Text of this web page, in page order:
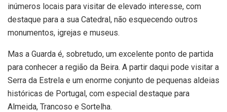
inúmeros locais para visitar de elevado interesse, com
destaque para a sua Catedral, não esquecendo outros
monumentos, igrejas e museus.
Mas a Guarda é, sobretudo, um excelente ponto de partida
para conhecer a região da Beira. A partir daqui pode visitar a
Serra da Estrela e um enorme conjunto de pequenas aldeias
históricas de Portugal, com especial destaque para
Almeida, Trancoso e Sortelha.